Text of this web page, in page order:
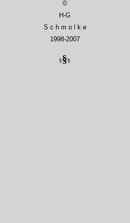
©
H-G
S c h m o l k e
1998-2007
§§§